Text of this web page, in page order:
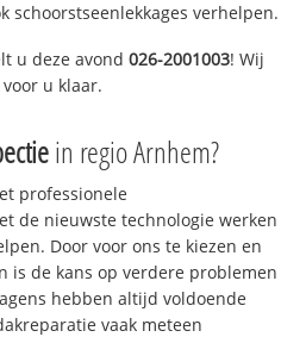
schoorstseenlekkages verhelpen.
u deze avond026-2001003! Wij
u klaar.
in regio Arnhem?
professionele
de nieuwste technologie werken
Door voor ons te kiezen en
is de kans op verdere problemen
hebben altijd voldoende
vaak meteen